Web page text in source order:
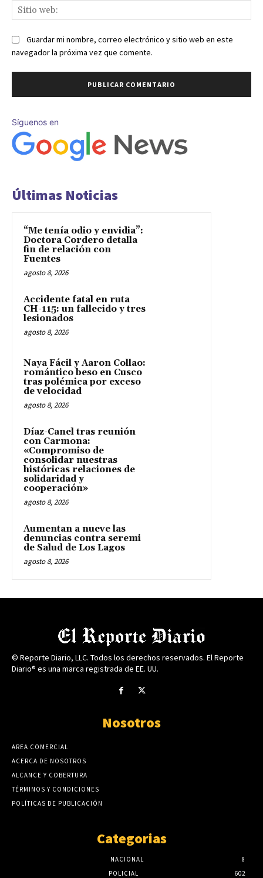
Guardar mi nombre, correo electrónico y sitio web en este
navegador la próxima vez que comente.
Síguenos en
Últimas Noticias
“Me tenía odio y envidia”:
Doctora Cordero detalla
fin de relación con
Fuentes
agosto 8, 2026
Accidente fatal en ruta
CH-115: un fallecido y tres
lesionados
agosto 8, 2026
Naya Fácil y Aaron Collao:
romántico beso en Cusco
tras polémica por exceso
de velocidad
agosto 8, 2026
Díaz-Canel tras reunión
con Carmona:
«Compromiso de
consolidar nuestras
históricas relaciones de
solidaridad y
cooperación»
agosto 8, 2026
Aumentan a nueve las
denuncias contra seremi
de Salud de Los Lagos
agosto 8, 2026
© Reporte Diario, LLC. Todos los derechos reservados. El Reporte
Diario® es una marca registrada de EE. UU.
Nosotros
AREA COMERCIAL
ACERCA DE NOSOTROS
ALCANCE Y COBERTURA
TÉRMINOS Y CONDICIONES
POLÍTICAS DE PUBLICACIÓN
Categorias
NACIONAL
8
POLICIAL
602